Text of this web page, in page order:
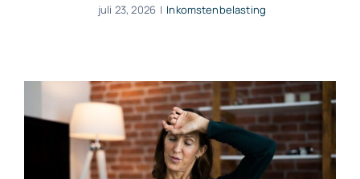
juli 23, 2026 | Inkomstenbelasting